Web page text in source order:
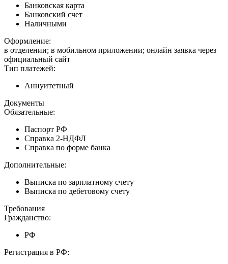
Банковская карта
Банковский счет
Наличными
Оформление:
в отделении; в мобильном приложении; онлайн заявка через
официальный сайт
Тип платежей:
Аннуитетный
Документы
Обязательные:
Паспорт РФ
Справка 2-НДФЛ
Справка по форме банка
Дополнительные:
Выписка по зарплатному счету
Выписка по дебетовому счету
Требования
Гражданство:
РФ
Регистрация в РФ: